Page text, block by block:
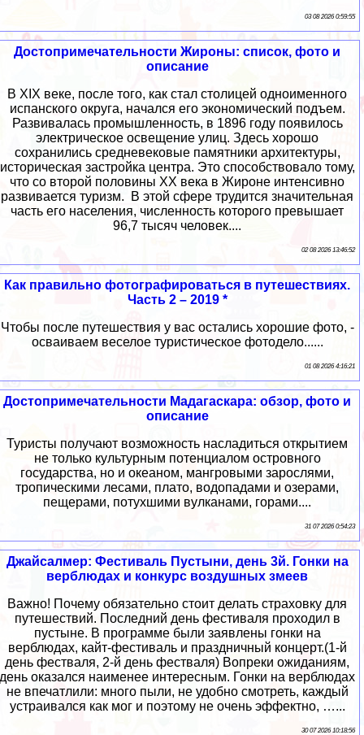
03 08 2026 0:59:55
Достопримечательности Жироны: список, фото и
описание
В XIX веке, после того, как стал столицей одноименного
испанского округа, начался его экономический подъем.
Развивалась промышленность, в 1896 году появилось
электрическое освещение улиц. Здесь хорошо
сохранились средневековые памятники архитектуры,
историческая застройка центра. Это способствовало тому,
что со второй половины XX века в Жироне интенсивно
развивается туризм. В этой сфере трудится значительная
часть его населения, численность которого превышает
96,7 тысяч человек....
02 08 2026 13:46:52
Как правильно фотографироваться в путешествиях.
Часть 2 – 2019 *
Чтобы после путешествия у вас остались хорошие фото, -
осваиваем веселое туристическое фотодело......
01 08 2026 4:16:21
Достопримечательности Мадагаскара: обзор, фото и
описание
Туристы получают возможность насладиться открытием
не только культурным потенциалом островного
государства, но и океаном, мангровыми зарослями,
тропическими лесами, плато, водопадами и озерами,
пещерами, потухшими вулканами, горами....
31 07 2026 0:54:23
Джайсалмер: Фестиваль Пустыни, день 3й. Гонки на
верблюдах и конкурс воздушных змеев
Важно! Почему обязательно стоит делать страховку для
путешествий. Последний день фестиваля проходил в
пустыне. В программе были заявлены гонки на
верблюдах, кайт-фестиваль и праздничный концерт.(1-й
день фестваля, 2-й день фестваля) Вопреки ожиданиям,
день оказался наименее интересным. Гонки на верблюдах
не впечатлили: много пыли, не удобно смотреть, каждый
устраивался как мог и поэтому не очень эффектно, …...
30 07 2026 10:18:56